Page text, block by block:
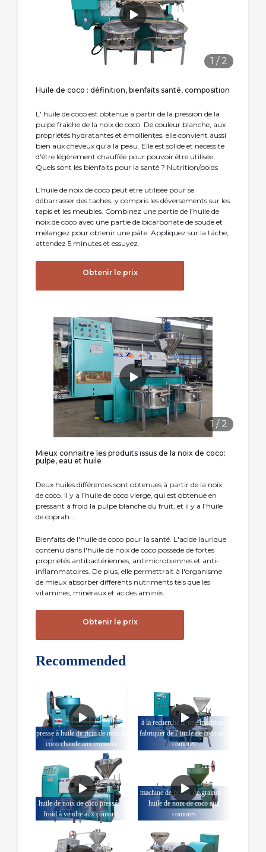
1 / 2
Huile de coco : définition, bienfaits santé, composition
L' huile de coco est obtenue à partir de la pression de la
pulpe fraîche de la noix de coco. De couleur blanche, aux
propriétés hydratantes et émollientes, elle convient aussi
bien aux cheveux qu'à la peau. Elle est solide et nécessite
d'être légèrement chauffée pour pouvoir être utilisée.
Quels sont les bienfaits pour la santé ? Nutrition/poids
L’huile de noix de coco peut être utilisée pour se
débarrasser des taches, y compris les déversements sur les
tapis et les meubles. Combinez une partie de l’huile de
noix de coco avec une partie de bicarbonate de soude et
mélangez pour obtenir une pâte. Appliquez sur la tâche,
attendez 5 minutes et essuyez.
Obtenir le prix
1 / 2
Mieux connaitre les produits issus de la noix de coco:
pulpe, eau et huile
Deux huiles différentes sont obtenues à partir de la noix
de coco. Il y a l’huile de coco vierge, qui est obtenue en
pressant à froid la pulpe blanche du fruit, et il y a l’huile
de coprah ...
Bienfaits de l'huile de coco pour la santé. L'acide laurique
contenu dans l'huile de noix de coco possède de fortes
propriétés antibactériennes, antimicrobiennes et anti-
inflammatoires. De plus, elle permettrait à l'organisme
de mieux absorber différents nutriments tels que les
vitamines, minéraux et acides aminés.
Obtenir le prix
Recommended
presse à huile de ricin de noix de
coco chaude aux comores
à la recherche d' une machine à
fabriquer de l' huile de coco aux
comores
huile de noix de coco pressée à
froid à vendre aux comores
machine de presse de graines d'
huile de noix de coco aux
comores